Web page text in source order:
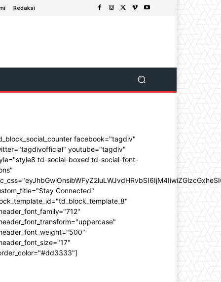
Redaksi
facebook="tagdiv"
youtube="tagdiv"
td-social-boxed td-social-font-
Connected"